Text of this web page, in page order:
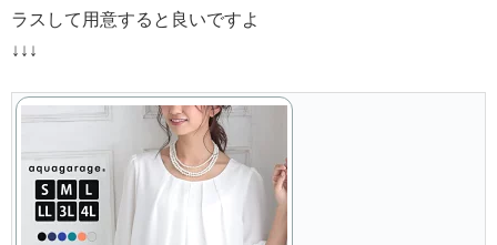
ラスして用意すると良いですよ
↓↓↓